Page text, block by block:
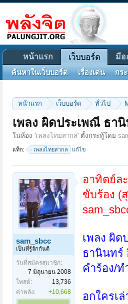
หน้าแรก เว็บบอร์ด ทั่วไป
เพลง ผิดประเพณี ธา
ในห้อง 'เพลงไทยสากล' ตั้งกระทู้โดย
แท็ก: เพลงไทยสากล แก้ไข
sam_sbcc
เป็นที่รู้จักกันดี
วันที่สมัครสมาชิก:
7 มิถุนายน 2008
โพสต์:
13,736
ค่าพลัง:
+10,668
อาทิตย์ล
ขับร้อง (
เพลง ผิด
ธานินทร์
คำร้อง/ท
อกใครเ
หน้าแรก เว็บบอร์ด
ค้นหาในเว็บบอร์ด เรื่องเด่น กร
มีอ